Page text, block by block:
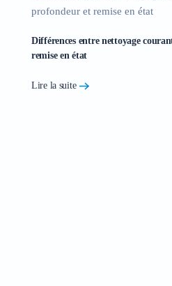
Différences entre nettoyage
remise en état
Lire la suite